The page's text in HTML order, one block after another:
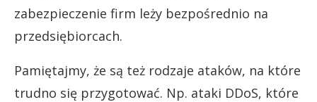
zabezpieczenie firm leży bezpośrednio na
przedsiębiorcach.
Pamiętajmy, że są też rodzaje ataków, na które
trudno się przygotować. Np. ataki DDoS, które